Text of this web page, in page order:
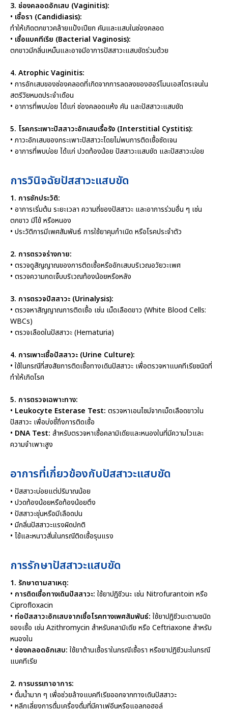
3. ช่องคลอดอักเสบ (Vaginitis):
• เชื้อรา (Candidiasis):
ทำให้เกิดตกขาวคล้ายแป้งเปียก คันและแสบในช่องคลอด
• เชื้อแบคทีเรีย (Bacterial Vaginosis):
ตกขาวมีกลิ่นเหม็นและอาจมีอาการปัสสาวะแสบขัดร่วมด้วย
4. Atrophic Vaginitis:
• การอักเสบของช่องคลอดที่เกิดจากการลดลงของฮอร์โมนเอสโตรเจนใน
สตรีวัยหมดประจำเดือน
• อาการที่พบบ่อย ได้แก่ ช่องคลอดแห้ง คัน และปัสสาวะแสบขัด
5. โรคกระเพาะปัสสาวะอักเสบเรื้อรัง (Interstitial Cystitis):
• ภาวะอักเสบของกระเพาะปัสสาวะโดยไม่พบการติดเชื้อชัดเจน
• อาการที่พบบ่อย ได้แก่ ปวดท้องน้อย ปัสสาวะแสบขัด และปัสสาวะบ่อย
การวินิจฉัยปัสสาวะแสบขัด
1. การซักประวัติ:
• อาการเริ่มต้น ระยะเวลา ความถี่ของปัสสาวะ และอาการร่วมอื่น ๆ เช่น
ตกขาว มีไข้ หรือหนอง
• ประวัติการมีเพศสัมพันธ์ การใช้ยาคุมกำเนิด หรือโรคประจำตัว
2. การตรวจร่างกาย:
• ตรวจดูสัญญาณของการติดเชื้อหรืออักเสบบริเวณอวัยวะเพศ
• ตรวจความกดเจ็บบริเวณท้องน้อยหรือหลัง
3. การตรวจปัสสาวะ (Urinalysis):
• ตรวจหาสัญญาณการติดเชื้อ เช่น เม็ดเลือดขาว (White Blood Cells:
WBCs)
• ตรวจเลือดในปัสสาวะ (Hematuria)
4. การเพาะเชื้อปัสสาวะ (Urine Culture):
• ใช้ในกรณีที่สงสัยการติดเชื้อทางเดินปัสสาวะ เพื่อตรวจหาแบคทีเรียชนิดที่
ทำให้เกิดโรค
5. การตรวจเฉพาะทาง:
• Leukocyte Esterase Test: ตรวจหาเอนไซม์จากเม็ดเลือดขาวใน
ปัสสาวะ เพื่อบ่งชี้ถึงการติดเชื้อ
• DNA Test: สำหรับตรวจหาเชื้อคลามิเดียและหนองในที่มีความไวและ
ความจำเพาะสูง
อาการที่เกี่ยวข้องกับปัสสาวะแสบขัด
• ปัสสาวะบ่อยแต่ปริมาณน้อย
• ปวดท้องน้อยหรือท้องน้อยตึง
• ปัสสาวะขุ่นหรือมีเลือดปน
• มีกลิ่นปัสสาวะแรงผิดปกติ
• ไข้และหนาวสั่นในกรณีติดเชื้อรุนแรง
การรักษาปัสสาวะแสบขัด
1. รักษาตามสาเหตุ:
• การติดเชื้อทางเดินปัสสาวะ:ใช้ยาปฏิชีวนะ เช่น Nitrofurantoin หรือ
Ciprofloxacin
• ท่อปัสสาวะอักเสบจากเชื้อโรคทางเพศสัมพันธ์:ใช้ยาปฏิชีวนะตามชนิด
ของเชื้อ เช่น Azithromycin สำหรับคลามิเดีย หรือ Ceftriaxone สำหรับ
หนองใน
• ช่องคลอดอักเสบ:ใช้ยาต้านเชื้อราในกรณีเชื้อรา หรือยาปฏิชีวนะในกรณี
แบคทีเรีย
2. การบรรเทาอาการ:
• ดื่มน้ำมาก ๆ เพื่อช่วยล้างแบคทีเรียออกจากทางเดินปัสสาวะ
• หลีกเลี่ยงการดื่มเครื่องดื่มที่มีคาเฟอีนหรือแอลกอฮอล์